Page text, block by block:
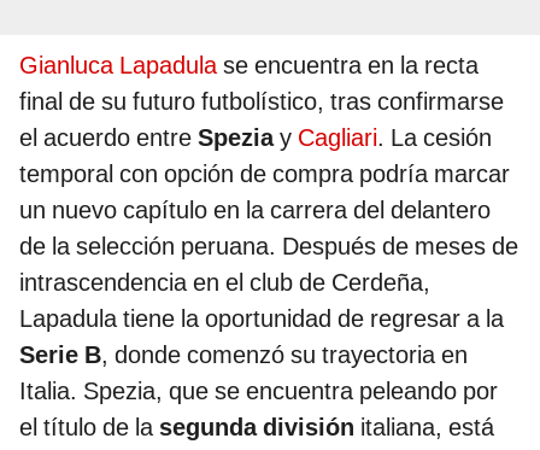
Gianluca Lapadulase encuentra en la recta
final de su futuro futbolístico, tras confirmarse
el acuerdo entre Speziay Cagliari. La cesión
temporal con opción de compra podría marcar
un nuevo capítulo en la carrera del delantero
de la selección peruana. Después de meses de
intrascendencia en el club de Cerdeña,
Lapadula tiene la oportunidad de regresar a la
Serie B, donde comenzó su trayectoria en
Italia. Spezia, que se encuentra peleando por
el título de la segunda división italiana, está